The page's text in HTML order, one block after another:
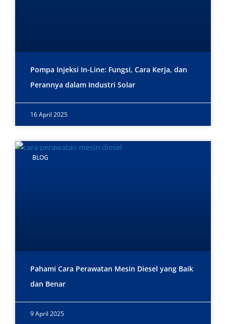
Pompa Injeksi In-Line: Fungsi, Cara Kerja, dan
Perannya dalam Industri Solar
16 April 2025
BLOG
Pahami Cara Perawatan Mesin Diesel yang Baik
dan Benar
9 April 2025